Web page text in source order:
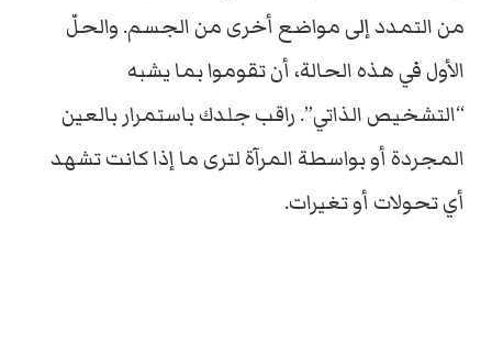
من التمدد إلى مواضع أخرى من الجسم. والحلّ
الأول في هذه الحالة، أن تقوموا بما يشبه
“التشخيص الذاتي”. راقب جلدك باستمرار بالعين
المجردة أو بواسطة المرآة لترى ما إذا كانت تشهد
أي تحولات أو تغيرات.